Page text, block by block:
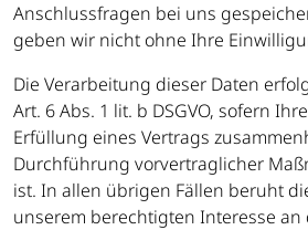
Anschlussfragen bei uns
geben wir nicht ohne Ihre
Die Verarbeitung dieser Daten
Art. 6 Abs. 1 lit. b DSGVO, sofern
Erfüllung eines Vertrags
Durchführung vorvertraglicher
ist. In allen übrigen Fällen beruht
unserem berechtigten Interesse an